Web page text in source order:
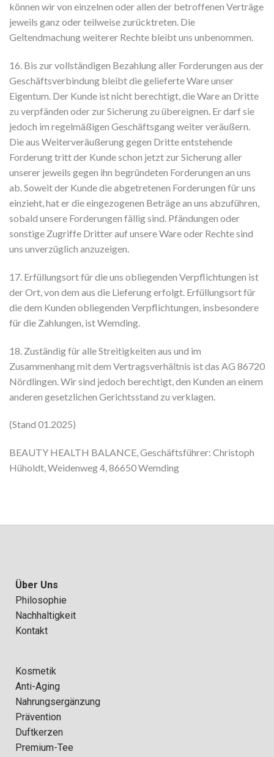
können wir von einzelnen oder allen der betroffenen Verträge
jeweils ganz oder teilweise zurücktreten. Die
Geltendmachung weiterer Rechte bleibt uns unbenommen.
16. Bis zur vollständigen Bezahlung aller Forderungen aus der
Geschäftsverbindung bleibt die gelieferte Ware unser
Eigentum. Der Kunde ist nicht berechtigt, die Ware an Dritte
zu verpfänden oder zur Sicherung zu übereignen. Er darf sie
jedoch im regelmäßigen Geschäftsgang weiter veräußern.
Die aus Weiterveräußerung gegen Dritte entstehende
Forderung tritt der Kunde schon jetzt zur Sicherung aller
unserer jeweils gegen ihn begründeten Forderungen an uns
ab. Soweit der Kunde die abgetretenen Forderungen für uns
einzieht, hat er die eingezogenen Beträge an uns abzuführen,
sobald unsere Forderungen fällig sind. Pfändungen oder
sonstige Zugriffe Dritter auf unsere Ware oder Rechte sind
uns unverzüglich anzuzeigen.
17. Erfüllungsort für die uns obliegenden Verpflichtungen ist
der Ort, von dem aus die Lieferung erfolgt. Erfüllungsort für
die dem Kunden obliegenden Verpflichtungen, insbesondere
für die Zahlungen, ist Wemding.
18. Zuständig für alle Streitigkeiten aus und im
Zusammenhang mit dem Vertragsverhältnis ist das AG 86720
Nördlingen. Wir sind jedoch berechtigt, den Kunden an einem
anderen gesetzlichen Gerichtsstand zu verklagen.
(Stand 01.2025)
BEAUTY HEALTH BALANCE, Geschäftsführer: Christoph
Hüholdt, Weidenweg 4, 86650 Wemding
Über Uns
Philosophie
Nachhaltigkeit
Kontakt
Kosmetik
Anti-Aging
Nahrungsergänzung
Prävention
Duftkerzen
Premium-Tee